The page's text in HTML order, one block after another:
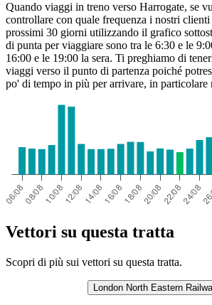
Quando viaggi in treno verso Harrogate, se
controllare con quale frequenza i nostri
prossimi 30 giorni utilizzando il grafico
di punta per viaggiare sono tra le 6:30 e le
16:00 e le 19:00 la sera. Ti preghiamo di
viaggi verso il punto di partenza poiché
po' di tempo in più per arrivare, in particolare
Vettori su questa tratta
Scopri di più sui vettori su questa tratta.
London North Eastern